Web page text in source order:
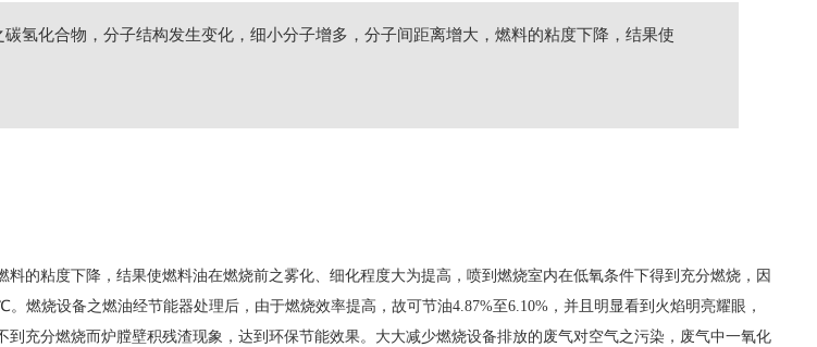
氢化合物，分子结构发生变化，细小分子增多，分子间距离增大，燃料的粘度下降，结果使
的粘度下降，结果使燃料油在燃烧前之雾化、细化程度大为提高，喷到燃烧室内在低氧条件下得到充分燃烧，因
燃烧设备之燃油经节能器处理后，由于燃烧效率提高，故可节油4.87%至6.10%，并且明显看到火焰明亮耀眼，
充分燃烧而炉膛壁积残渣现象，达到环保节能效果。大大减少燃烧设备排放的废气对空气之污染，废气中一氧化